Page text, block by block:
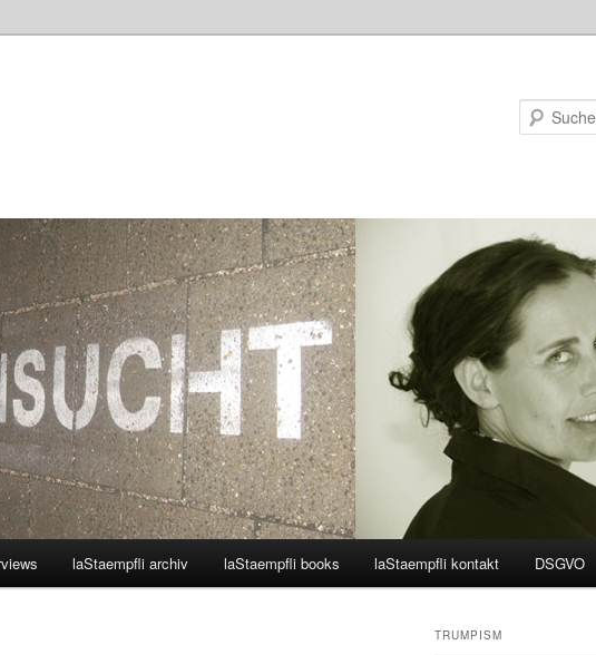
laStaempfli archiv laStaempfli books laStaempfli kontakt DSGVO
TRUMPISM